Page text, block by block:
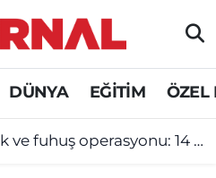
DÜNYA EĞİTİM ÖZEL
operasyonu: 14 şüpheliye gözaltı!